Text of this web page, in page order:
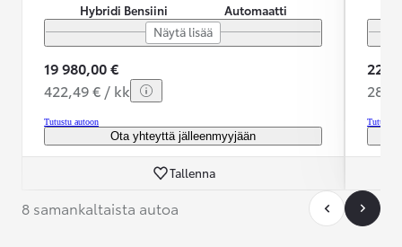
Hybridi Bensiini
Automaatti
Näytä lisää
19 980,00 €
422,49 € / kk
Tutustu autoon
Ota yhteyttä jälleenmyyjään
Tallenna
22
Tutustu
8 samankaltaista autoa